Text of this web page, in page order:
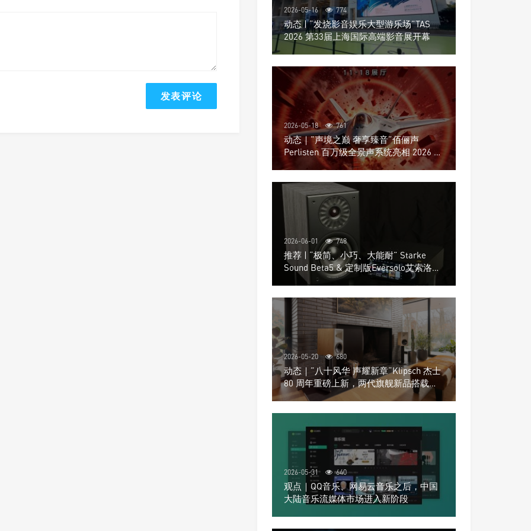
2026-05-16 774
动态 | “发烧影音娱乐大型游乐场”TAS
2026 第33届上海国际高端影音展开幕
2026-05-18 761
动态｜”声境之巅 奢享臻音”佰俪声
Perlisten 百万级全景声系统亮相 2026 北
京国际音响展
2026-06-01 748
推荐 | “极简、小巧、大能耐” Starke
Sound Beta5 & 定制版Eversolo艾索洛
Play音响组合
2026-05-20 680
动态｜”八十风华 声耀新章“Klipsch 杰士
80 周年重磅上新，两代旗舰新品搭载硬
核配置音质再升级
2026-05-31 640
观点｜QQ音乐、网易云音乐之后，中国
大陆音乐流媒体市场进入新阶段